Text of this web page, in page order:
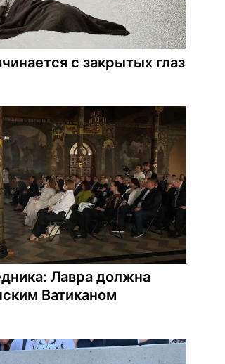
с закрытых глаз
Лавра должна
Ватиканом